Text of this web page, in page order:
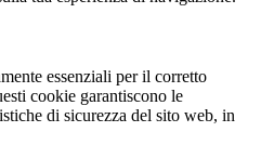
essenziali per il corretto
cookie garantiscono le
di sicurezza del sito web, in